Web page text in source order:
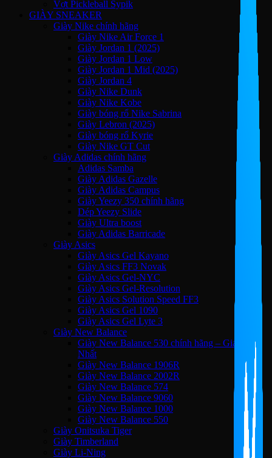
Vợt Pickleball Sypik
GIÀY SNEAKER
Giày Nike chính hãng
Giày Nike Air Force 1
Giày Jordan 1 (2025)
Giày Jordan 1 Low
Giày Jordan 1 Mid (2025)
Giày Jordan 4
Giày Nike Dunk
Giày Nike Kobe
Giày bóng rổ Nike Sabrina
Giày Lebron (2025)
Giày bóng rổ Kyrie
Giày Nike GT Cut
Giày Adidas chính hãng
Adidas Samba
Giày Adidas Gazelle
Giày Adidas Campus
Giày Yeezy 350 chính hãng
Dép Yeezy Slide
Giày Ultra boost
Giày Adidas Barricade
Giày Asics
Giày Asics Gel Kayano
Giày Asics FF3 Novak
Giày Asics Gel-NYC
Giày Asics Gel-Resolution
Giày Asics Solution Speed FF3
Giày Asics Gel 1090
Giày Asics Gel Lyte 3
Giày New Balance
Giày New Balance 530 chính hãng – Giá Tốt
Nhất
Giày New Balance 1906R
Giày New Balance 2002R
Giày New Balance 574
Giày New Balance 9060
Giày New Balance 1000
Giày New Balance 550
Giày Onitsuka Tiger
Giày Timberland
Giày Li-Ning